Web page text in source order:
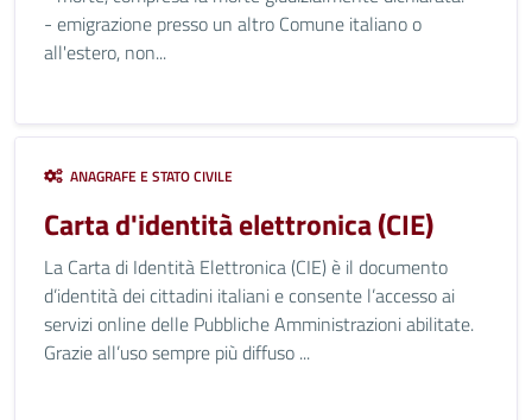
- emigrazione presso un altro Comune italiano o
all'estero, non...
ANAGRAFE E STATO CIVILE
Carta d'identità elettronica (CIE)
La Carta di Identità Elettronica (CIE) è il documento
d’identità dei cittadini italiani e consente l’accesso ai
servizi online delle Pubbliche Amministrazioni abilitate.
Grazie all’uso sempre più diffuso ...